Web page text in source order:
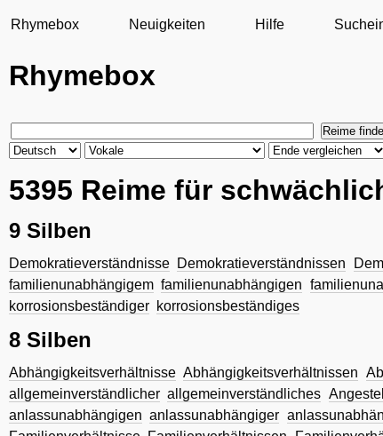
Rhymebox Neuigkeiten Hilfe
Rhymebox
5395 Reime für
9 Silben
Demokratieverständnisse Demokratieverständnissen
familienunabhängigem familienunabhängigen
korrosionsbeständiger korrosionsbeständiges
8 Silben
Abhängigkeitsverhältnisse Abhängigkeitsverhältnissen
allgemeinverständlicher allgemeinverständliches
anlassunabhängigen anlassunabhängiger